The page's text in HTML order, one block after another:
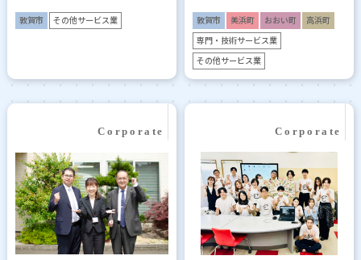
敦賀市 その他サービス業 敦賀市 美浜町 おおい町 高浜町
専門・技術サービス業
その他サービス業